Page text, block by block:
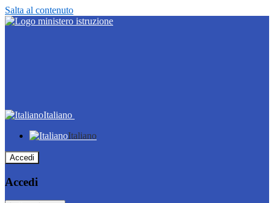
Salta al contenuto
Italiano
Italiano
Accedi
Accedi